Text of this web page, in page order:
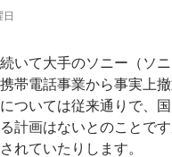
いて大手のソニー（ソニ
帯電話事業から事実上
ついては従来通りで、
計画はないとのことで
れていたりします。